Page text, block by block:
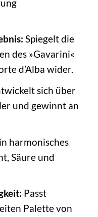
Spiegelt die
des »Gavarini«
d’Alba wider.
sich über
und gewinnt an
harmonisches
Säure und
Passt
Palette von